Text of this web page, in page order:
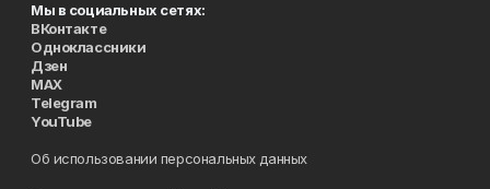
Мы в социальных сетях:
ВКонтакте
Одноклассники
Дзен
MAX
Telegram
YouTube
Об использовании персональных данных